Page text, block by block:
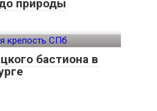
природы
бастиона в